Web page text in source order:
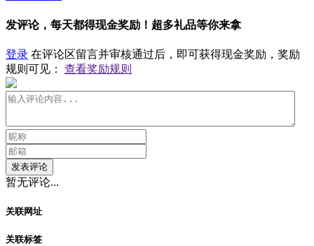
发评论，每天都得现金奖励！超多礼品等你来拿
登录 在评论区留言并审核通过后，即可获得现金奖励，奖励
规则可见： 查看奖励规则
发表评论
暂无评论...
关联网址
关联标签